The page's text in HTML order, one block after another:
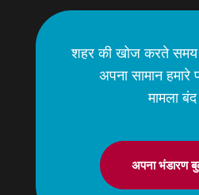
शहर की खोज करते समय
अपना सामान हमारे
मामला
अपना भंडारण